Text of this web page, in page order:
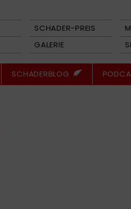
SCHADER-PREIS
GALERIE
SCHADERBLOG